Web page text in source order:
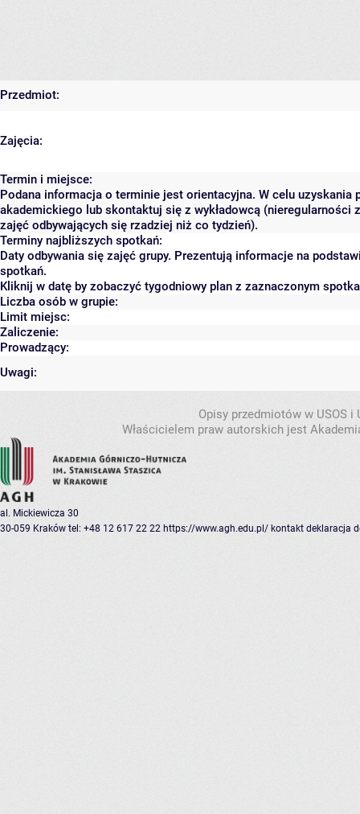
Przedmiot:
Zajęcia:
Termin i miejsce:
Podana informacja o terminie jest orientacyjna. W celu
akademickiego lub skontaktuj się z wykładowcą (nieregularności
zajęć odbywających się rzadziej niż co tydzień).
Terminy najbliższych spotkań:
Daty odbywania się zajęć grupy. Prezentują informacje na
spotkań.
Kliknij w datę by zobaczyć tygodniowy plan z zaznaczonym
Liczba osób w grupie:
Limit miejsc:
Zaliczenie:
Prowadzący:
Uwagi:
Opisy przedmiotów w USOS
Właścicielem praw autorskich jest
al. Mickiewicza 30
30-059 Kraków tel: +48 12 617 22 22 https://www.agh.edu.pl/ kontakt deklaracja